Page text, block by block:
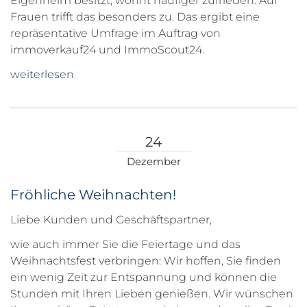
Frauen trifft das besonders zu. Das ergibt eine
repräsentative Umfrage im Auftrag von
immoverkauf24 und ImmoScout24.
weiterlesen
24
Dezember
Fröhliche Weihnachten!
Liebe Kunden und Geschäftspartner,
wie auch immer Sie die Feiertage und das
Weihnachtsfest verbringen: Wir hoffen, Sie finden
ein wenig Zeit zur Entspannung und können die
Stunden mit Ihren Lieben genießen. Wir wünschen